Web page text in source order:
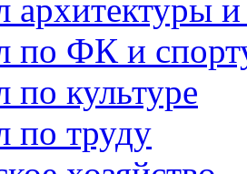
архитектуры и
по ФК и
по культуре
по труду